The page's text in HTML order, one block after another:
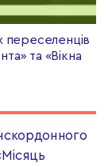
переселенців
та «Вікна